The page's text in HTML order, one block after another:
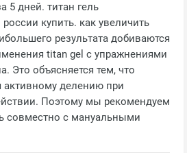
5 дней. титан гель
купить. как увеличить
результата добиваются
titan gel с упражнениями
Это объясняется тем, что
активному делению при
Поэтому мы рекомендуем
совместно с мануальными